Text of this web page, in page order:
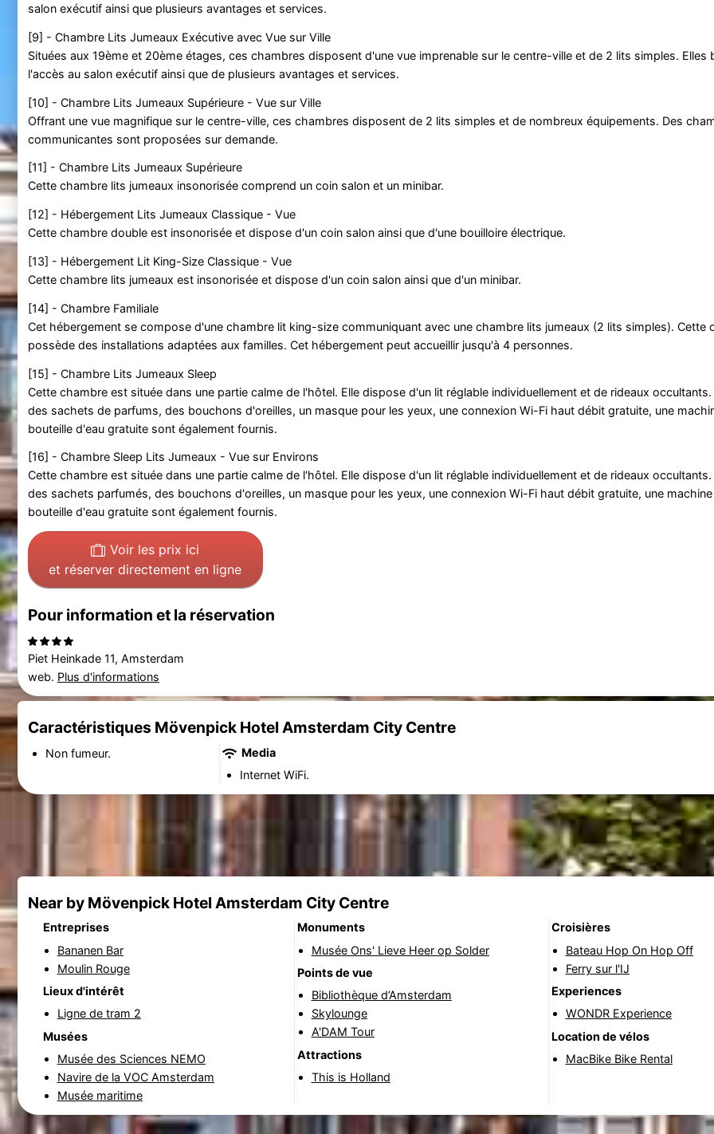
salon exécutif ainsi que plusieurs avantages et services.
[9] - Chambre Lits Jumeaux Exécutive avec Vue sur Ville
Situées aux 19ème et 20ème étages, ces chambres disposent d'une vue imprenable sur le centre-ville et de 2 lits simples. Elles
l'accès au salon exécutif ainsi que de plusieurs avantages et services.
[10] - Chambre Lits Jumeaux Supérieure - Vue sur Ville
Offrant une vue magnifique sur le centre-ville, ces chambres disposent de 2 lits simples et de nombreux équipements. Des
communicantes sont proposées sur demande.
[11] - Chambre Lits Jumeaux Supérieure
Cette chambre lits jumeaux insonorisée comprend un coin salon et un minibar.
[12] - Hébergement Lits Jumeaux Classique - Vue
Cette chambre double est insonorisée et dispose d'un coin salon ainsi que d'une bouilloire électrique.
[13] - Hébergement Lit King-Size Classique - Vue
Cette chambre lits jumeaux est insonorisée et dispose d'un coin salon ainsi que d'un minibar.
[14] - Chambre Familiale
Cet hébergement se compose d'une chambre lit king-size communiquant avec une chambre lits jumeaux (2 lits simples). Cette
possède des installations adaptées aux familles. Cet hébergement peut accueillir jusqu'à 4 personnes.
[15] - Chambre Lits Jumeaux Sleep
Cette chambre est située dans une partie calme de l'hôtel. Elle dispose d'un lit réglable individuellement et de rideaux
des sachets de parfums, des bouchons d'oreilles, un masque pour les yeux, une connexion Wi-Fi haut débit gratuite, une
bouteille d'eau gratuite sont également fournis.
[16] - Chambre Sleep Lits Jumeaux - Vue sur Environs
Cette chambre est située dans une partie calme de l'hôtel. Elle dispose d'un lit réglable individuellement et de rideaux
des sachets parfumés, des bouchons d'oreilles, un masque pour les yeux, une connexion Wi-Fi haut débit gratuite, une
bouteille d'eau gratuite sont également fournis.
Voir les prix ici
et réserver directement en ligne
Pour information et la réservation
Piet Heinkade 11, Amsterdam
web. Plus d'informations
Caractéristiques Mövenpick Hotel Amsterdam City Centre
Non fumeur.
Media
Internet WiFi.
Near by Mövenpick Hotel Amsterdam City Centre
Entreprises
Bananen Bar
Moulin Rouge
Lieux d'intérêt
Ligne de tram 2
Musées
Musée des Sciences NEMO
Navire de la VOC Amsterdam
Musée maritime
Monuments
Musée Ons' Lieve Heer op Solder
Points de vue
Bibliothèque d’Amsterdam
Skylounge
A'DAM Tour
Attractions
This is Holland
Croisières
Bateau Hop On Hop Off
Ferry sur l'IJ
Experiences
WONDR Experience
Location de vélos
MacBike Bike Rental